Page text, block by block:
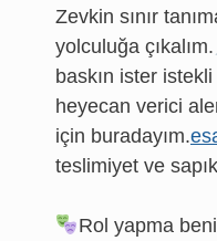
Zevkin sınır
yolculuğa çıkalım.
baskın ister
heyecan verici
için buradayım.
teslimiyet ve
Rol yapma